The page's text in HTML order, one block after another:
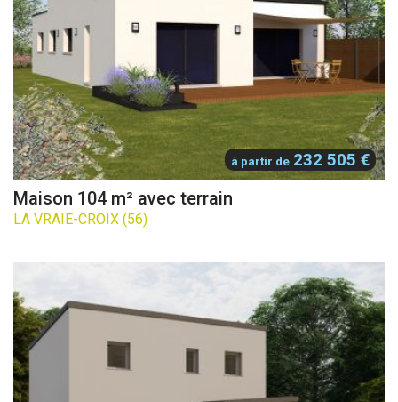
à partir de 232 505 €
Maison 104 m² avec terrain
LA VRAIE-CROIX (56)